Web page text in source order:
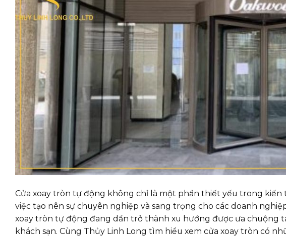
Cửa xoay tròn tự động không chỉ là một phần thiết yếu trong
việc tạo nên sự chuyên nghiệp và sang trọng cho các doanh
xoay tròn tự động đang dần trở thành xu hướng được ưa chuộng
khách sạn. Cùng Thủy Linh Long tìm hiểu xem cửa xoay tròn có